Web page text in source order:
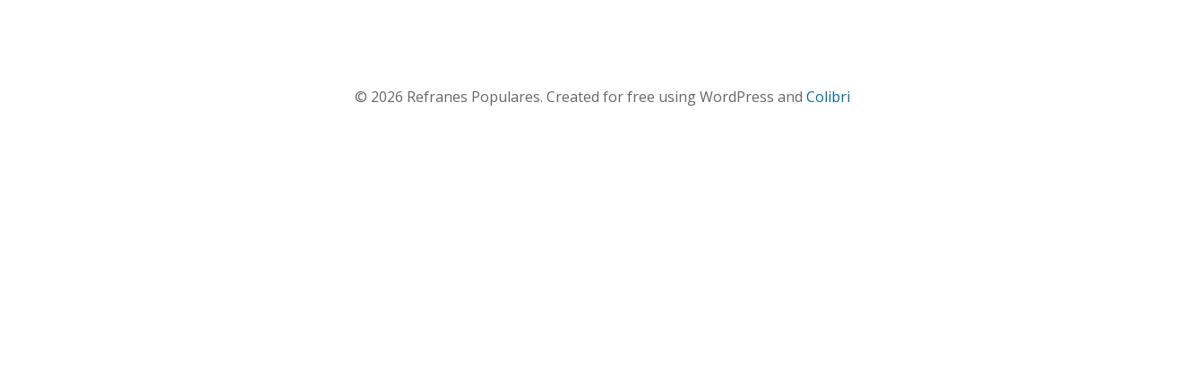
© 2026 Refranes Populares. Created for free using WordPress and Colibri